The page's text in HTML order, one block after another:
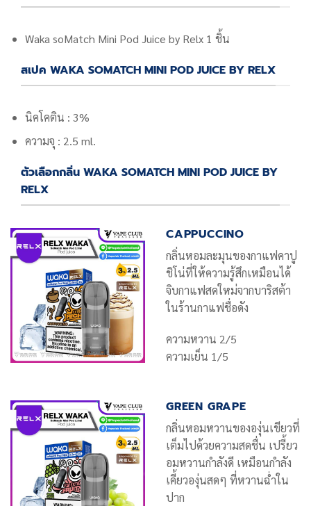
Waka soMatch Mini Pod Juice by Relx 1 ชิ้น
สเปค WAKA SOMATCH MINI POD JUICE BY RELX
นิคโคติน : 3%
ความจุ : 2.5 ml.
ตัวเลือกกลิ่น WAKA SOMATCH MINI POD JUICE BY
RELX
CAPPUCCINO
กลิ่นหอมละมุนของกาแฟคาปู
ชิโน่ที่ให้ความรู้สึกเหมือนได้
จิบกาแฟสดใหม่จากบาริสต้า
ในร้านกาแฟชื่อดัง
ความหวาน 2/5
ความเย็น 1/5
GREEN GRAPE
กลิ่นหอมหวานขององุ่นเขียวที่
เต็มไปด้วยความสดชื่น เปรี้ยว
อมหวานกำลังดี เหมือนกำลัง
เคี้ยวองุ่นสดๆ ที่หวานฉ่ำใน
ปาก